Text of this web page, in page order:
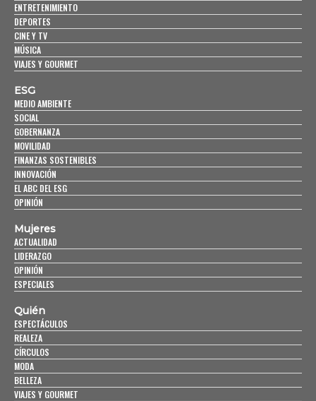
ENTRETENIMIENTO
DEPORTES
CINE Y TV
MÚSICA
VIAJES Y GOURMET
ESG
MEDIO AMBIENTE
SOCIAL
GOBERNANZA
MOVILIDAD
FINANZAS SOSTENIBLES
INNOVACIÓN
EL ABC DEL ESG
OPINIÓN
Mujeres
ACTUALIDAD
LIDERAZGO
OPINIÓN
ESPECIALES
Quién
ESPECTÁCULOS
REALEZA
CÍRCULOS
MODA
BELLEZA
VIAJES Y GOURMET